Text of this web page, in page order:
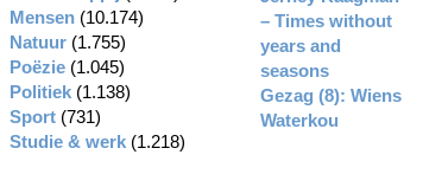
– Times without
years and
seasons
Gezag (8): Wiens
Waterkou
Mensen (10.174)
Natuur (1.755)
Poëzie (1.045)
Politiek (1.138)
Sport (731)
Studie & werk (1.218)